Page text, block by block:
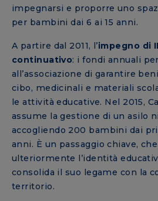
impegnarsi e proporre uno
per bambini dai 6 ai 15 anni.
A partire dal 2011, l’impegno di
continuativo: i fondi annuali
all’associazione di garantire
cibo, medicinali e materiali
le attività educative. Nel 2015,
assume la gestione di un asilo
accogliendo 200 bambini dai
anni. È un passaggio chiave,
ulteriormente l’identità
consolida il suo legame con la
territorio.